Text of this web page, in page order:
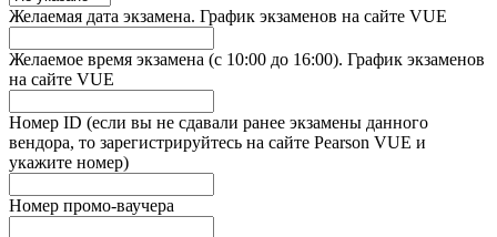
Желаемая дата экзамена. График экзаменов на сайте VUE
Желаемое время экзамена (с 10:00 до 16:00). График экзаменов
на сайте VUE
Номер ID (если вы не сдавали ранее экзамены данного
вендора, то зарегистрируйтесь на сайте Pearson VUE и
укажите номер)
Номер промо-ваучера